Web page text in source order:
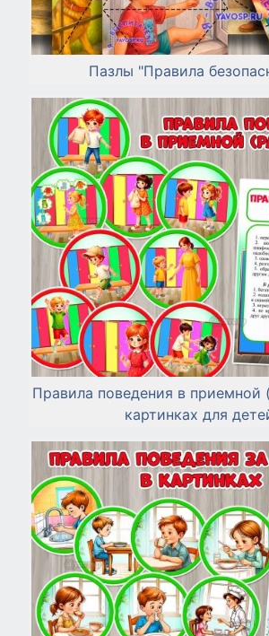
Пазлы "Правила
Правила поведения в приемной
картинках для